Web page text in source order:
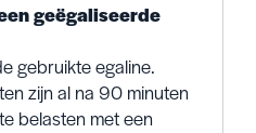
geëgaliseerde
gebruikte egaline.
zijn al na 90 minuten
belasten met een